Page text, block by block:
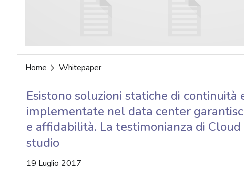
Home Whitepaper
Esistono soluzioni statiche di continuità
implementate nel data center
e affidabilità. La testimonianza di
studio
19 Luglio 2017